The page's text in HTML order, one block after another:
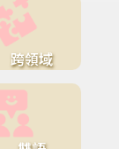
跨領域